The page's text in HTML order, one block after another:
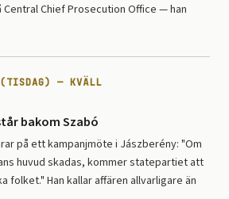
Chief Prosecution Office — han
— KVÄLL
bakom Szabó
på ett kampanjmöte i Jászberény: "Om
huvud skadas, kommer statepartiet att
folket." Han kallar affären allvarligare än